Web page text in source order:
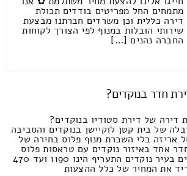
מתמחים החל מפריטים בודדים תכולת
דירה כללית וכן משרדים חברתנו מבצעת
שירותי הובלות במנוף לפי הצורך לקוחות
החברה נהנים […]
חדר בנוקדים?
של דירת סטודיו בנוקדים?
של בית קטן לוקיישן בנוקדים והסביבה
אריזה בלי השכרת מנוף פלוס בחירה של
אחד באיזור נוקדים עם טראסות פלוס
עבודות עבודת מרימים בעיר נוקדים התעריף הינו 1190 ועד 470
את המחיר של כלל ההצעות